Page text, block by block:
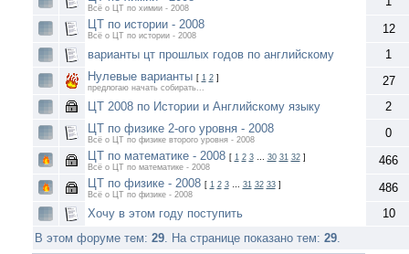
Всё о ЦТ по химии - 2008
ЦТ по истории - 2008
Всё о ЦТ по истории - 2008
12
варианты цт прошлых годов по английскому
1
Нулевые варианты [ 1 2]
предлогаю начать собирать...
27
ЦТ 2008 по Истории и Английскому языку
2
ЦТ по физике 2-ого уровня - 2008
Всё о ЦТ по физике второго уровня - 2008
0
ЦТ по математике - 2008 [ 1 2 3… 30 31 32]
Всё о ЦТ по математике - 2008
466
ЦТ по физике - 2008 [ 1 2 3… 31 32 33]
Всё о ЦТ по физике - 2008
486
Хочу в этом году поступить
10
В этом форуме тем: 29. На странице показано тем: 29.